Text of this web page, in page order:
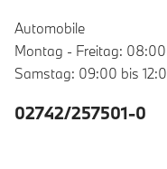
Automobile
Montag - Freitag:
Samstag: 09:00 bis
02742/257501-0